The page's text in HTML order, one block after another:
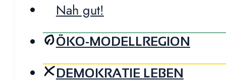
Nah gut!
ÖKO-MODELLREGION
DEMOKRATIE LEBEN